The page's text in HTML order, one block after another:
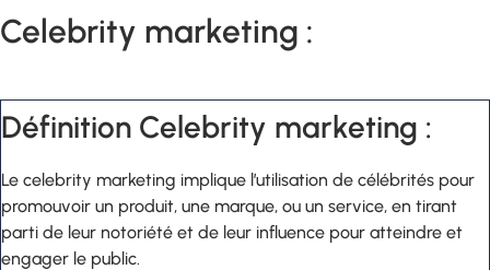
Celebrity marketing :
Définition Celebrity marketing :
Le celebrity marketing implique l’utilisation de célébrités pour
promouvoir un produit, une marque, ou un service, en tirant
parti de leur notoriété et de leur influence pour atteindre et
engager le public.